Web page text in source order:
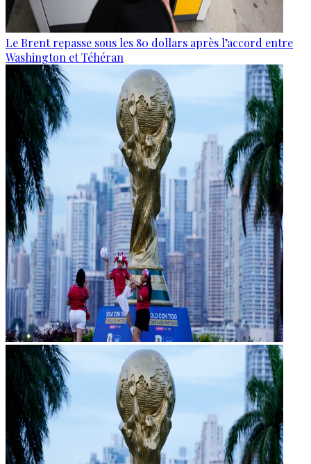
Le Brent repasse sous les 80 dollars après l’accord entre
Washington et Téhéran